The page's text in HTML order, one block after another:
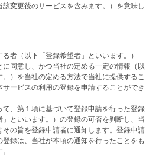
変更後のサービスを含みます。）を意味し
者（以下「登録希望者」といいます。）
同意し、かつ当社の定める一定の情報（以
）を当社の定める方法で当社に提供するこ
ービスの利用の登録を申請することができ
て、第１項に基づいて登録申請を行った登録
といいます。）の登録の可否を判断し、当
の旨を登録申請者に通知します。登録申請
録は、当社が本項の通知を行ったことをも